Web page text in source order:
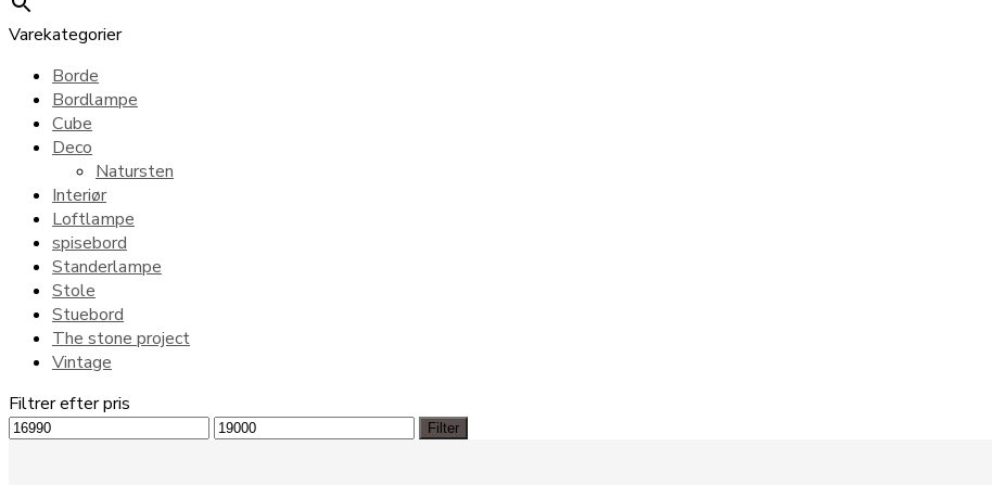
Varekategorier
Borde
Bordlampe
Cube
Deco
Natursten
Interiør
Loftlampe
spisebord
Standerlampe
Stole
Stuebord
The stone project
Vintage
Filtrer efter pris
Mindste
Højeste
Filter